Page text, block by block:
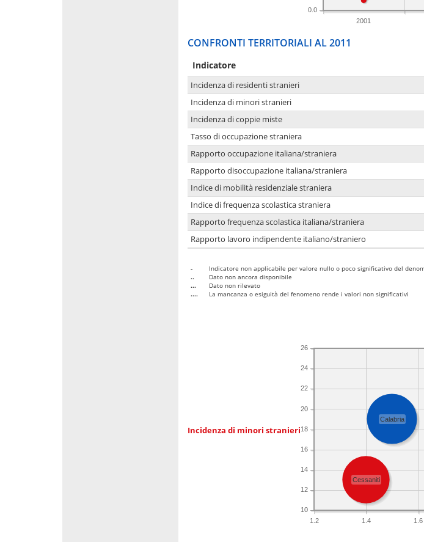
2001
0.0
CONFRONTI TERRITORIALI AL 2011
Indicatore
Incidenza di residenti stranieri
Incidenza di minori stranieri
Incidenza di coppie miste
Tasso di occupazione straniera
Rapporto occupazione italiana/straniera
Rapporto disoccupazione italiana/straniera
Indice di mobilità residenziale straniera
Indice di frequenza scolastica straniera
Rapporto frequenza scolastica italiana/straniera
Rapporto lavoro indipendente italiano/straniero
-
Indicatore non applicabile per valore nullo o poco significativo del
..
Dato non ancora disponibile
...
Dato non rilevato
....
La mancanza o esiguità del fenomeno rende i valori non significativi
Incidenza di minori stranieri
1.2 1.4 1.6
10
12
14
16
18
20
22
24
26
Calabria
Cessaniti